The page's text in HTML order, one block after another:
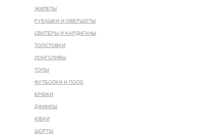
ЖИЛЕТЫ
РУБАШКИ И ОВЕРШОТЫ
СВИТЕРЫ И КАРДИГАНЫ
ТОЛСТОВКИ
ЛОНГСЛИВЫ
ТОПЫ
ФУТБОЛКИ И ПОЛО
БРЮКИ
ДЖИНСЫ
ЮБКИ
ШОРТЫ